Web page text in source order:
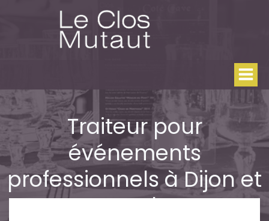
au
contenu
Traiteur pour
événements
professionnels à Dijon et
Cote d’or